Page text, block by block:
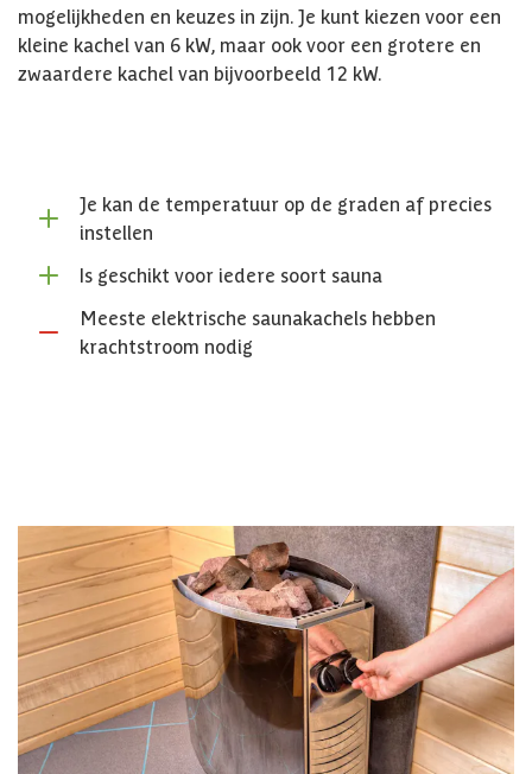
mogelijkheden en keuzes in zijn. Je kunt kiezen voor een
kleine kachel van 6 kW, maar ook voor een grotere en
zwaardere kachel van bijvoorbeeld 12 kW.
Je kan de temperatuur op de graden af precies
instellen
Is geschikt voor iedere soort sauna
Meeste elektrische saunakachels hebben
krachtstroom nodig